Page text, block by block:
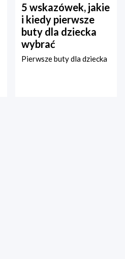
5 wskazówek, jakie
i kiedy pierwsze
buty dla dziecka
wybrać
Pierwsze buty dla dziecka